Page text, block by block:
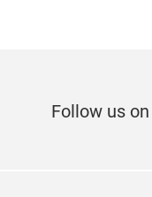
Follow us on